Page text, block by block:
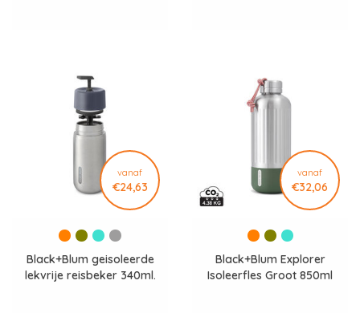
vanaf
€24,63
Black+Blum geisoleerde
lekvrije reisbeker 340ml.
vanaf
€32,06
Black+Blum Explorer
Isoleerfles Groot 850ml